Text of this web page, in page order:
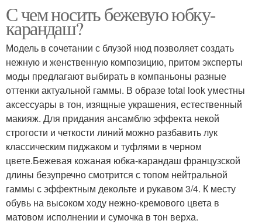
С чем носить бежевую юбку-
карандаш?
Модель в сочетании с блузой нюд позволяет создать
нежную и женственную композицию, притом эксперты
моды предлагают выбирать в компаньоны разные
оттенки актуальной гаммы. В образе total look уместны
аксессуары в тон, изящные украшения, естественный
макияж. Для придания ансамблю эффекта некой
строгости и четкости линий можно разбавить лук
классическим пиджаком и туфлями в черном
цвете.Бежевая кожаная юбка-карандаш французской
длины безупречно смотрится с топом нейтральной
гаммы с эффектным декольте и рукавом 3/4. К месту
обувь на высоком ходу нежно-кремового цвета в
матовом исполнении и сумочка в тон верха.